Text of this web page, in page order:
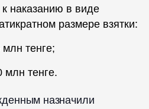
наказанию в виде
размере взятки:
тенге;
тенге.
назначили